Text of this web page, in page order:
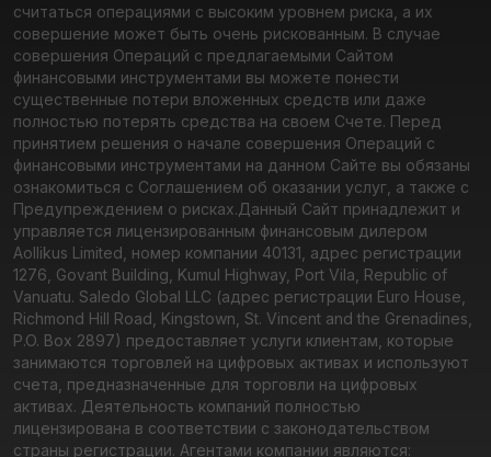
считаться операциями с высоким уровнем риска, а их
совершение может быть очень рискованным. В случае
совершения Операций с предлагаемыми Сайтом
финансовыми инструментами вы можете понести
существенные потери вложенных средств или даже
полностью потерять средства на своем Счете. Перед
принятием решения о начале совершения Операций с
финансовыми инструментами на данном Сайте вы обязаны
ознакомиться с Соглашением об оказании услуг, а также с
Предупреждением о рисках.Данный Сайт принадлежит и
управляется лицензированным финансовым дилером
Aollikus Limited, номер компании 40131, адрес регистрации
1276, Govant Building, Kumul Highway, Port Vila, Republic of
Vanuatu. Saledo Global LLC (адрес регистрации Euro House,
Richmond Hill Road, Kingstown, St. Vincent and the Grenadines,
P.O. Box 2897) предоставляет услуги клиентам, которые
занимаются торговлей на цифровых активах и используют
счета, предназначенные для торговли на цифровых
активах. Деятельность компаний полностью
лицензирована в соответствии с законодательством
страны регистрации. Агентами компании являются: